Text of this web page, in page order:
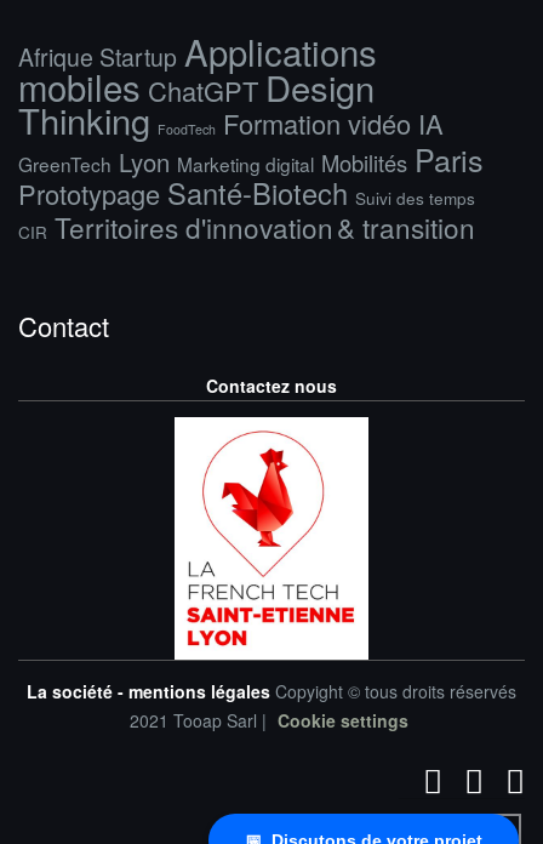
Afrique Startup Applications
mobiles ChatGPT Design
Thinking FoodTech Formation vidéo IA
GreenTech Lyon Marketing digital Mobilités Paris
Prototypage Santé-Biotech Suivi des temps
CIR Territoires d'innovation & transition
Contact
Contactez nous
La société - mentions légales Copyight © tous droits réservés
2021 Tooap Sarl | Cookie settings